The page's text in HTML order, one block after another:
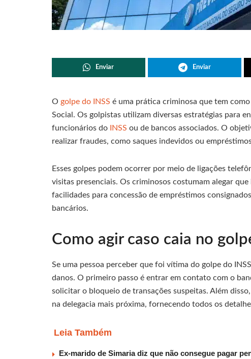
Enviar Enviar
O golpe do INSS é uma prática criminosa que tem
Social. Os golpistas utilizam diversas estratégias para
funcionários do
INSS ou de bancos associados. O
realizar fraudes, como saques indevidos ou
Esses golpes podem ocorrer por meio de ligações
visitas presenciais. Os criminosos costumam alegar
facilidades para concessão de empréstimos
bancários.
Como agir caso caia no
Se uma pessoa perceber que foi vítima do golpe do
danos. O primeiro passo é entrar em contato com o
solicitar o bloqueio de transações suspeitas. Além
na delegacia mais próxima, fornecendo todos os
Leia Também
Ex-marido de Simaria diz que não consegue pagar